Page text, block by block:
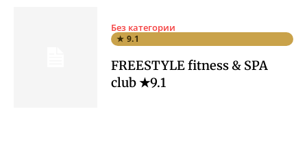
Без категории
★ 9.1
FREESTYLE fitness & SPA
club ★9.1